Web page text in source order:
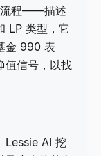
流程——描述
LP 类型，它
金 990 表
值信号，以找
Lessie AI 挖